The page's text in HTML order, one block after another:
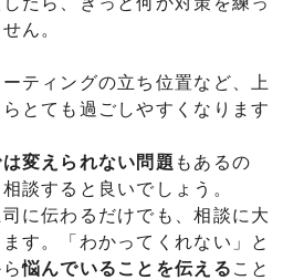
ん。
ティングの立ち位置など、上
とても過ごしやすくなります
変えられない問題 もあるの
談すると良いでしょう。
に伝わるだけでも、相談に大
す。「わかってくれない」と
悩んでいることを伝える こと